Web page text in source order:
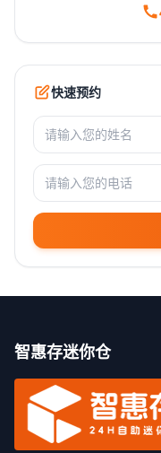
快速预约
智惠存迷你仓